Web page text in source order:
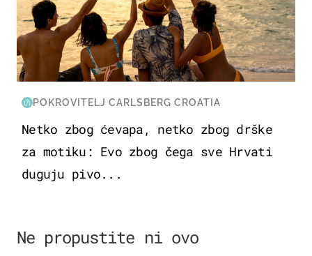
POKROVITELJ CARLSBERG CROATIA
Netko zbog ćevapa, netko zbog drške
za motiku: Evo zbog čega sve Hrvati
duguju pivo...
Ne propustite ni ovo